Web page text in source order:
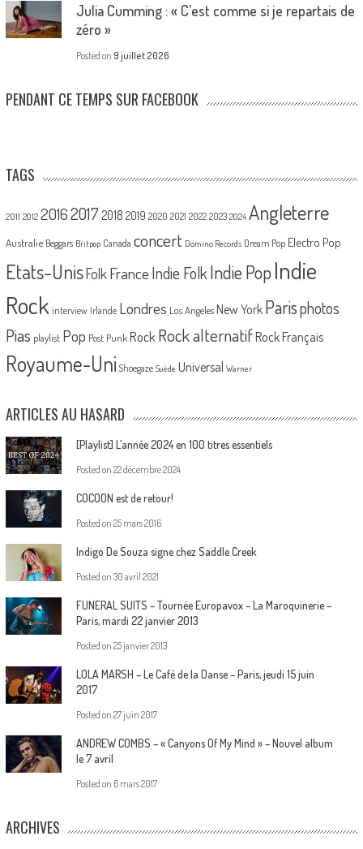
Julia Cumming : « C’est comme si je repartais de
zéro »
Posted on 9 juillet 2026
PENDANT CE TEMPS SUR FACEBOOK
TAGS
2011 2012 20162017 2018 2019 2020 2021 2022 2023 2024 Angleterre
Australie Beggars Britpop Canada concert Domino Records Dream Pop Electro Pop
Etats-UnisFolk France Indie Folk Indie PopIndie
Rock interview Irlande Londres Los Angeles New York Parisphotos
Pias playlist Pop Post Punk Rock Rock alternatif Rock Français
Royaume-Uni Shoegaze Suède Universal Warner
ARTICLES AU HASARD
[Playlist] L’année 2024 en 100 titres essentiels
Posted on 22 décembre 2024
COCOON est de retour!
Posted on 25 mars 2016
Indigo De Souza signe chez Saddle Creek
Posted on 30 avril 2021
FUNERAL SUITS – Tournée Europavox – La Maroquinerie –
Paris, mardi 22 janvier 2013
Posted on 25 janvier 2013
LOLA MARSH – Le Café de la Danse – Paris, jeudi 15 juin
2017
Posted on 27 juin 2017
ANDREW COMBS – « Canyons Of My Mind » – Nouvel album
le 7 avril
Posted on 6 mars 2017
ARCHIVES